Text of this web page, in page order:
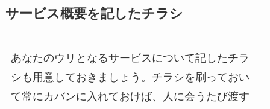
サービス概要を記したチラシ
あなたのウリとなるサービスについて記したチラ
シも用意しておきましょう。チラシを刷っておい
て常にカバンに入れておけば、人に会うたび渡す